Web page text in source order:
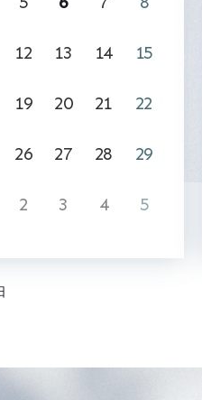
12 13 14 15
19 20 21 22
26 27 28 29
2 3 4 5